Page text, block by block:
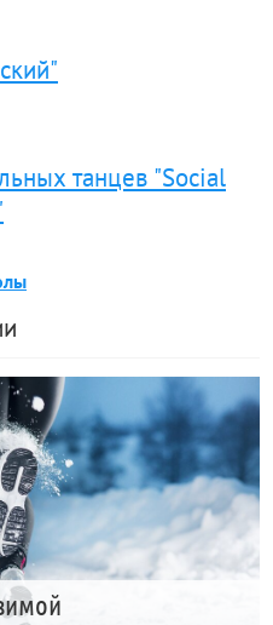
танцев "Social